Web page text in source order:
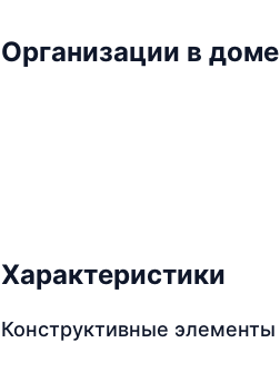
Организации в доме
Характеристики
Конструктивные элементы